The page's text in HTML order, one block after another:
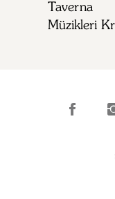
Taverna
Müzikleri